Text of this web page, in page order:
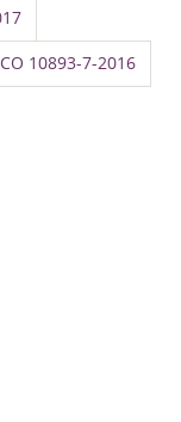
10893-7-2016